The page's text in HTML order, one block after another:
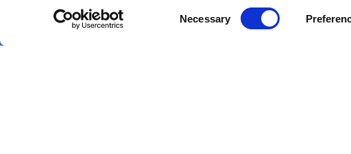
Selection
Necessary